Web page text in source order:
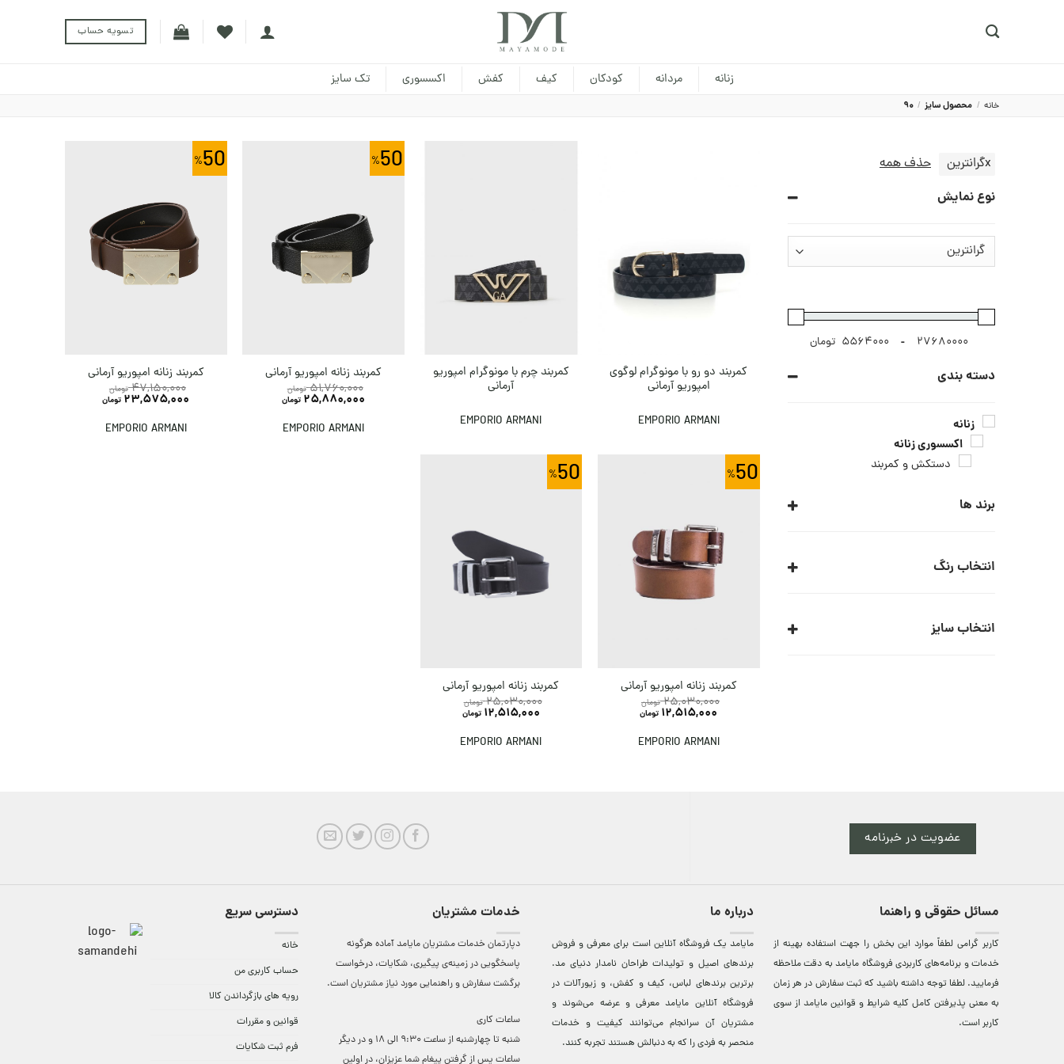
تسویه حساب
زنانه مردانه کودکان کیف کفش اکسسوری تک سایز
خانه / محصول سایز /
90
xگرانترین حذف همه
نوع نمایش
تومان -
دسته بندی
زنانه
اکسسوری زنانه
دستکش و کمربند
برند ها
ARMANI JUNIOR
انتخاب رنگ
انتخاب سایز
کمربند دو رو با مونوگرام لوگوی
امپوریو آرمانی
EMPORIO ARMANI
کمربند چرم با مونوگرام امپوریو
آرمانی
EMPORIO ARMANI
50
کمربند زنانه امپوریو آرمانی
51,760,000 تومان
25,880,000 تومان
EMPORIO ARMANI
50
کمربند زنانه امپوریو آرمانی
47,150,000 تومان
23,575,000 تومان
EMPORIO ARMANI
50
کمربند زنانه امپوریو آرمانی
25,030,000 تومان
12,515,000 تومان
EMPORIO ARMANI
50
کمربند زنانه امپوریو آرمانی
25,030,000 تومان
12,515,000 تومان
EMPORIO ARMANI
عضویت در خبرنامه
مسائل حقوقی و راهنما
کاربر گرامی لطفاً موارد این بخش را جهت استفاده بهینه از
خدمات و برنامه‌‏های کاربردی فروشگاه مایامد به دقت ملاحظه
فرمایید. لطفا توجه داشته باشید که ثبت سفارش در هر زمان
به معنی پذیرفتن کامل کلیه شرایط و قوانین مایامد از سوی
کاربر است.
درباره ما
مایامد يک فروشگاه آنلاين است برای معرفی و فروش
برندهای اصيل و توليدات طراحان نامدار دنيای مد.
برترين‌ برندهای لباس، کيف و کفش، و زيورآلات در
فروشگاه آنلاين مایامد معرفی و عرضه می‌شوند و
مشتريان آن سرانجام می‌توانند کيفيت و خدمات
منحصر به فردی را که به دنبالش هستند تجربه کنند.
خدمات مشتریان
دپارتمان خدمات مشتریان مایامد آماده هرگونه
پاسخگویی در زمینه‌ی پیگیری، شکایات، درخواست
برگشت سفارش و راهنمایی مورد نیاز مشتریان است.
ساعات کاری
شنبه تا چهارشنبه از ساعت 9:30 الی 18 و در دیگر
ساعات ‌پس از گرفتن پیغام شما عزیزان، در اولین
دسترسی سریع
خانه
حساب کاربری من
رویه های بازگرداندن کالا
قوانین و مقررات
فرم ثبت شکایات